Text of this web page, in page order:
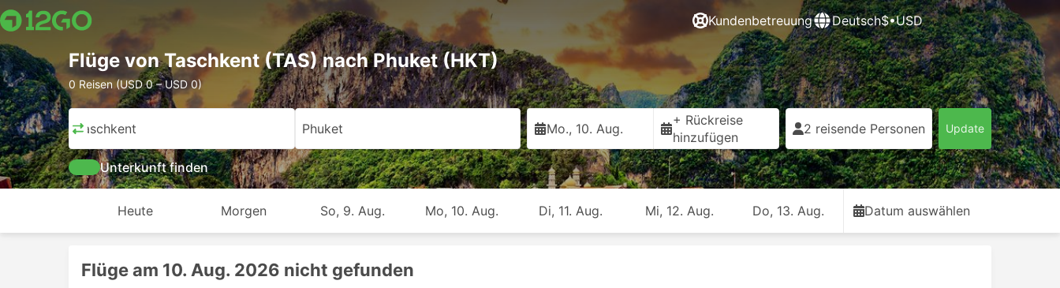
Kundenbetreuung Deutsch$•USD
Flüge von Taschkent (TAS) nach Phuket (HKT)
0 Reisen (USD 0 – USD 0)
Taschkent Phuket Mo., 10. Aug.
+ Rückreise
hinzufügen
2 reisende Personen Update
Unterkunft finden
Heute Morgen So, 9. Aug. Mo, 10. Aug. Di, 11. Aug. Mi, 12. Aug. Do, 13. Aug. Datum auswählen
Flüge am 10. Aug. 2026 nicht gefunden